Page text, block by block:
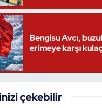
Bengisu Avcı,
erimeye karşı
çekebilir